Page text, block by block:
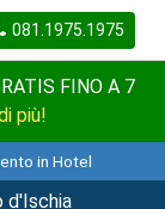
081.1975.1975
FINO A 7
più!
in Hotel
d'Ischia